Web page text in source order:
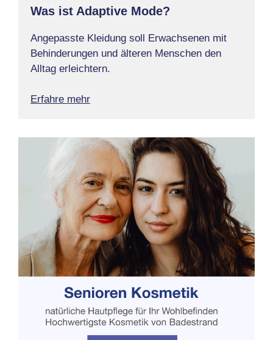
Was ist Adaptive Mode?
Angepasste Kleidung soll Erwachsenen mit
Behinderungen und älteren Menschen den
Alltag erleichtern.
Erfahre mehr